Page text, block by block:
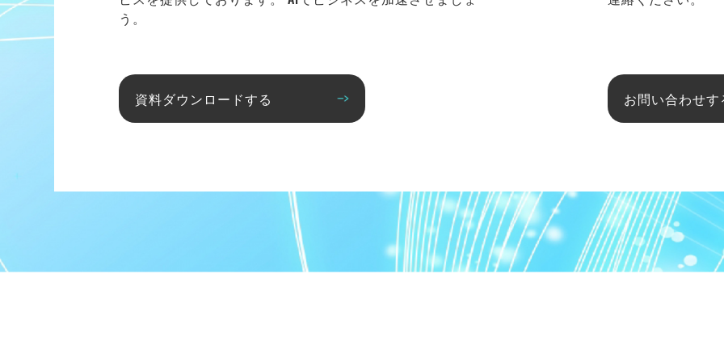
う。
資料ダウンロードする お問い合わせす